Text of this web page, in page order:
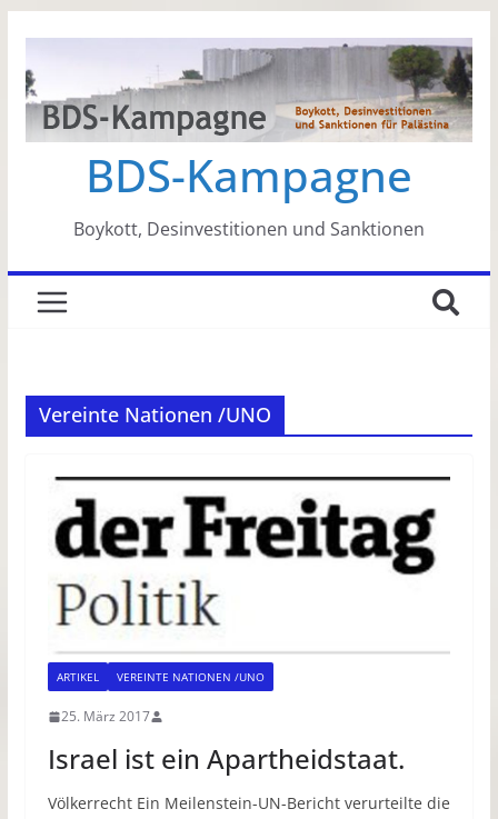
springen
BDS-Kampagne
Boykott, Desinvestitionen und Sanktionen
Vereinte Nationen /UNO
ARTIKEL VEREINTE NATIONEN /UNO
25. März 2017
Israel ist ein Apartheidstaat.
Völkerrecht Ein Meilenstein-UN-Bericht verurteilte die